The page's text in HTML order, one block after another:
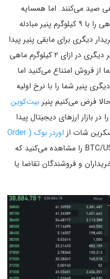
کیلوگرم ماهی صید می‌کنند. اما همسایه
شما می‌خواهد فقط ۹ کیلوگرم ماهی را با ۹ کیلوگرم پنیر مبادله
دیگری برای مابقی پنیر پیدا
خواهید کرد. با این حال، ماهیگیر دیگری در ازای ۲ کیلوگرم ماهی
شما از فروش امتناع می‌کنید اما
پنیر شما را با نرخ اولیه
فرض می‌کنیم پنیر بیت‌کوین
بازار ارزهای دیجیتال پیدا
شات از
اوردر بوک ( Order
) صرافی بایننس برای BTC/USDT را مشاهده می‌کنید که
و فروشندگان تقاضا یا